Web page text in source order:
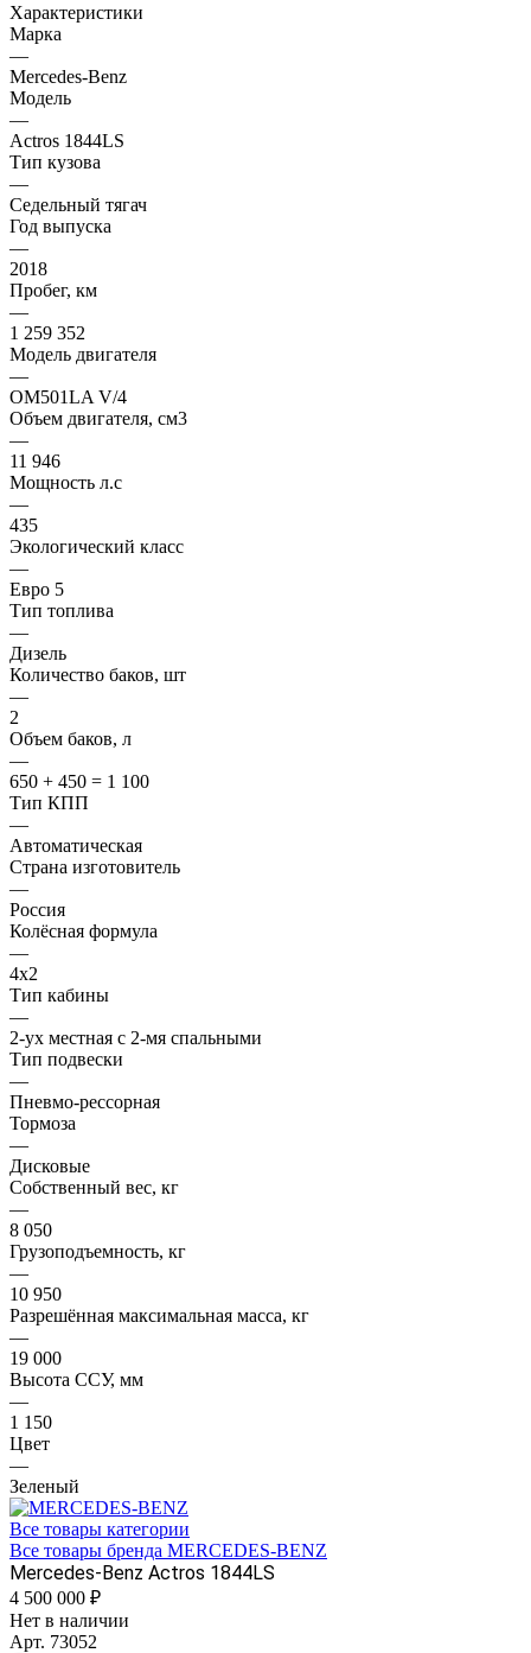
Характеристики
Марка
—
Mercedes-Benz
Модель
—
Actros 1844LS
Тип кузова
—
Седельный тягач
Год выпуска
—
2018
Пробег, км
—
1 259 352
Модель двигателя
—
OM501LA V/4
Объем двигателя, см3
—
11 946
Мощность л.с
—
435
Экологический класс
—
Евро 5
Тип топлива
—
Дизель
Количество баков, шт
—
2
Объем баков, л
—
650 + 450 = 1 100
Тип КПП
—
Автоматическая
Страна изготовитель
—
Россия
Колёсная формула
—
4x2
Тип кабины
—
2-ух местная с 2-мя спальными
Тип подвески
—
Пневмо-рессорная
Тормоза
—
Дисковые
Собственный вес, кг
—
8 050
Грузоподъемность, кг
—
10 950
Разрешённая максимальная масса, кг
—
19 000
Высота ССУ, мм
—
1 150
Цвет
—
Зеленый
Все товары категории
Все товары бренда MERCEDES-BENZ
Mercedes-Benz Actros 1844LS
4 500 000 ₽
Нет в наличии
Арт. 73052